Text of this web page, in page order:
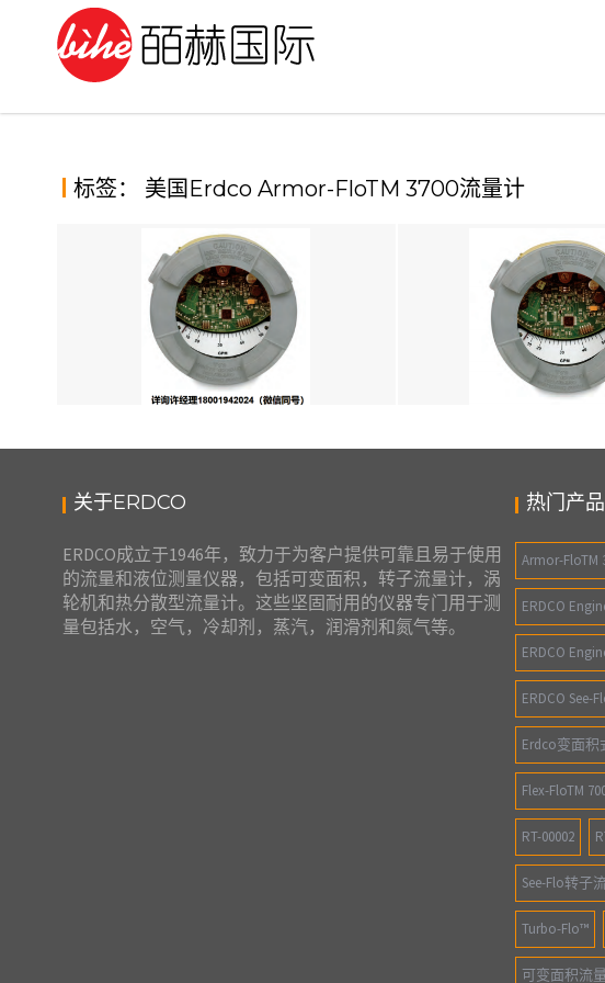
content
标签： 美国Erdco Armor-FloTM 3700流量计
美国ERDCO ARMOR-FLO 3700流量计 可变面积流
美国ERDCO ARMOR-FLOTM
关于ERDCO
ERDCO成立于1946年，致力于为客户提供可靠且易于使用
的流量和液位测量仪器，包括可变面积，转子流量计，涡
轮机和热分散型流量计。这些坚固耐用的仪器专门用于测
量包括水，空气，冷却剂，蒸汽，润滑剂和氮气等。
热门产品
Armor-FloTM
ERDCO
ERDCO
ERDCO See-
Erdco变面积
Flex-FloTM
RT-00002
See-Flo转子
Turbo-Flo™
可变面积流